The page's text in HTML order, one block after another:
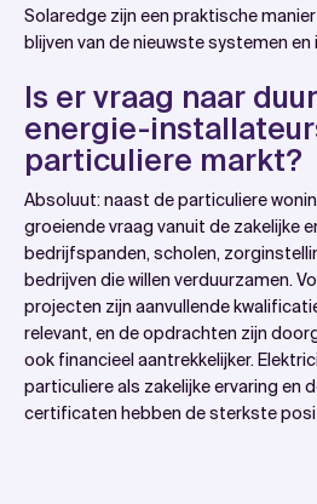
Solaredge zijn een praktische
blijven van de nieuwste systemen
Is er vraag naar
energie-
particuliere markt?
Absoluut: naast de particuliere
groeiende vraag vanuit de zakelijke
bedrijfspanden, scholen,
bedrijven die willen verduurzamen.
projecten zijn aanvullende
relevant, en de opdrachten zijn
ook financieel aantrekkelijker.
particuliere als zakelijke ervaring en
certificaten hebben de sterkste